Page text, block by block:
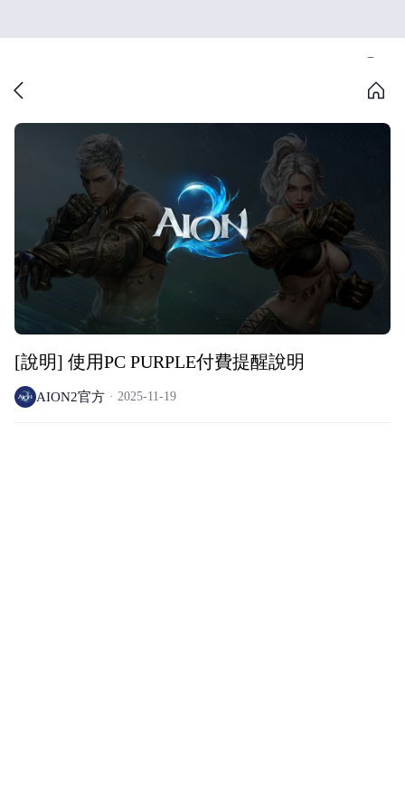
[說明] 使用PC PURPLE付費提醒說明
AION2官方 2025-11-19